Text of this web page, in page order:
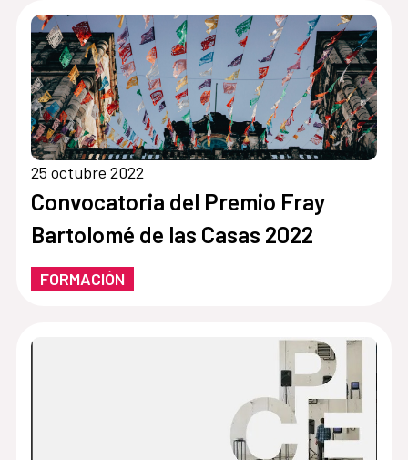
25 octubre 2022
Convocatoria del Premio Fray
Bartolomé de las Casas 2022
FORMACIÓN